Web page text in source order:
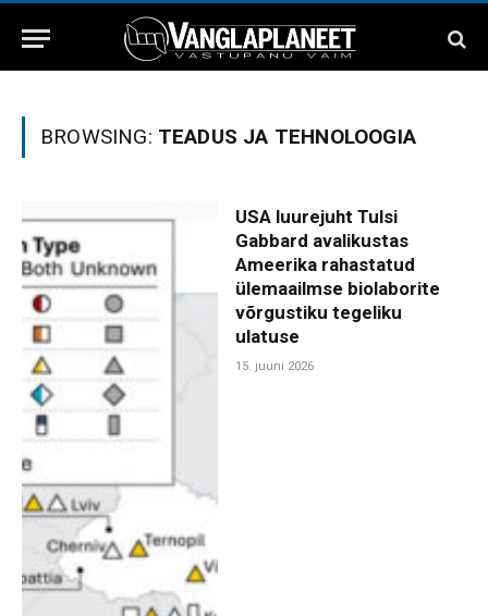
BROWSING: TEADUS JA TEHNOLOOGIA
USA luurejuht Tulsi
Gabbard avalikustas
Ameerika rahastatud
ülemaailmse biolaborite
võrgustiku tegeliku
ulatuse
15. juuni 2026